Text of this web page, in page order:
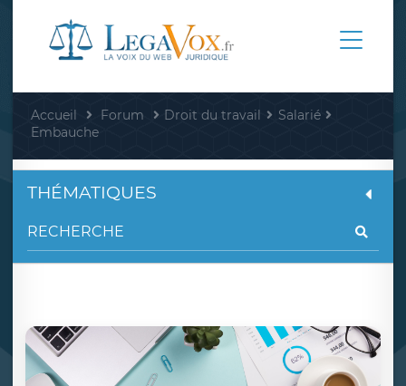
Accueil Forum Droit du travail
Salarié
Embauche
THÉMATIQUES